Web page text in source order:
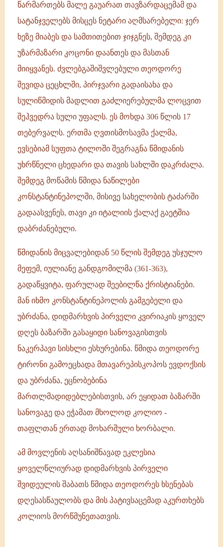
წარმართებს მალე გაუარათ თავზარდაცემამ და
სატანჯველებს მისცეს ნეტარი აღმსარებელი: ჯერ
ხეზე მიაბეს და სამთითებით ჯიჯგნეს, შემდეგ კი
უზარმაზარი კოცონი დაანთეს და მასთან
მიიყვანეს. ძვლებგაშიშვლებული თეოდორე
შევიდა ცეცხლში, პირჯვარი გადაისახა და
სულიწმიდის მადლით გაძლიერებულმა ლოცვით
შეჰვედრა სული უფალს. ეს მოხდა 306 წლის 17
თებერვალს. ერთმა ღვთისმოსავმა ქალმა,
ევსებიამ სუფთა ტილოში შეგრაგნა წმიდანის
უხრწნელი ცხედარი და თავის სახლში დაკრძალა.
შემდეგ მოწამის წმიდა ნაწილები
კონსტანტინეპოლში, მისივე სახელობის ტაძარში
გადაასვენეს, თავი კი იტალიის ქალაქ გაეტშია
დაბრძანებული.
წმიდანის მიცვალებიდან 50 წლის შემდეგ უსჯულო
მეფემ, იულიანე განდგომილმა (361-363),
გადაწყვიტა, ფარულად შეებილწა ქრისტიანები.
მან იხმო კონსტანტინეპოლის გამგებელი და
უბრძანა, დიდმარხვის პირველი კვირიაკის ყოველ
დღეს ბაზარში გასაყიდი სანოვაგისთვის
ნაკერპავი სისხლი ესხურებინა. წმიდა თეოდორე
ტირონი გამოეცხადა მთავარეპისკოპოს ევდოქსის
და უბრძანა, ეცნობებინა
მართლმადიდებლებისთვის, არ ეყიდათ ბაზარში
სანოვაგე და ეჭამათ მხოლოდ კოლიო -
თაფლთან ერთად მოხარშული ხორბალი.
ამ მოვლენის აღსანიშნავად ეკლესია
ყოველწლიურად დიდმარხვის პირველი
შვიდეულის შაბათს წმიდა თეოდორეს ხსენებას
დღესასწაულობს და მის პატივსაცემად აკურთხებს
კოლიოს მორწმუნეთათვის.